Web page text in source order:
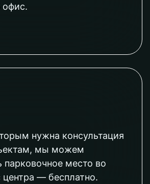
офис.
нужна консультация
мы можем
парковочное место во
центра — бесплатно.